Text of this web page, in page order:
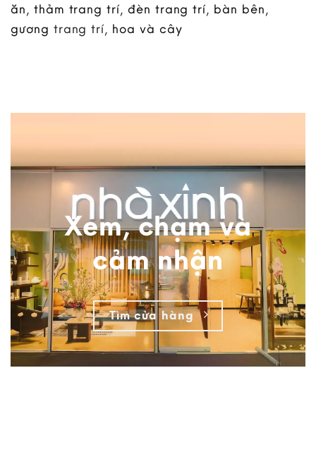
ăn, thảm trang trí, đèn trang trí, bàn bên,
gương trang trí, hoa và cây
Xem, chạm và
cảm nhận
Tìm cửa hàng